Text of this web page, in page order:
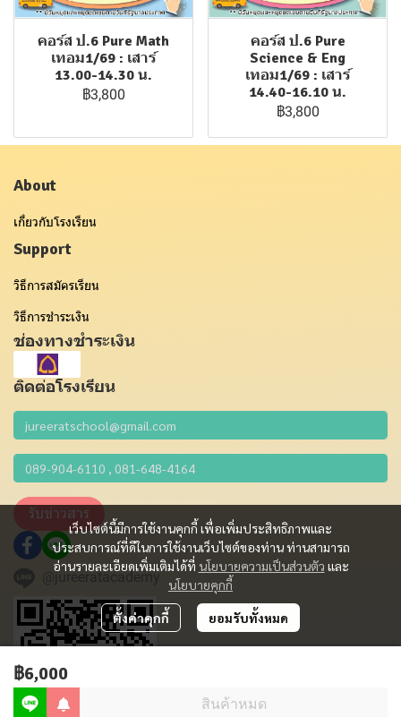
คอร์ส ป.6 Pure Math
เทอม1/69 : เสาร์
13.00-14.30 น.
฿3,800
คอร์ส ป.6 Pure
Science & Eng
เทอม1/69 : เสาร์
14.40-16.10 น.
฿3,800
฿6,000
สินค้าหมด
เว็บไซต์นี้มีการใช้งานคุกกี้ เพื่อเพิ่มประสิทธิภาพและ
ประสบการณ์ที่ดีในการใช้งานเว็บไซต์ของท่าน ท่านสามารถ
อ่านรายละเอียดเพิ่มเติมได้ที่ นโยบายความเป็นส่วนตัว และ
นโยบายคุกกี้
ตั้งค่าคุกกี้ ยอมรับทั้งหมด
About
เกี่ยวกับโรงเรียน
Support
วิธีการสมัครเรียน
วิธีการชำระเงิน
ช่องทางชำระเงิน
ติดต่อโรงเรียน
รับข่าวสาร
@jureeratacademy